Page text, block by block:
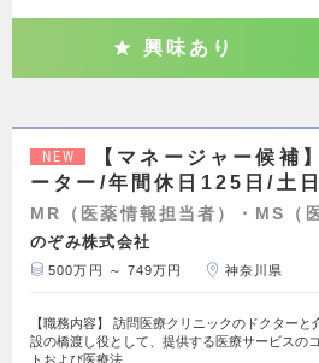
興味あり
NEW
【マネージャー候補
ーター/年間休日125日/土
MR（医薬情報担当者）・MS（
のぞみ株式会社
500万円 ～ 749万円 神奈川県
【職務内容】 訪問医療クリニックのドクターと
設の橋渡し役として、提供する医療サービスの
トおよび医療法…